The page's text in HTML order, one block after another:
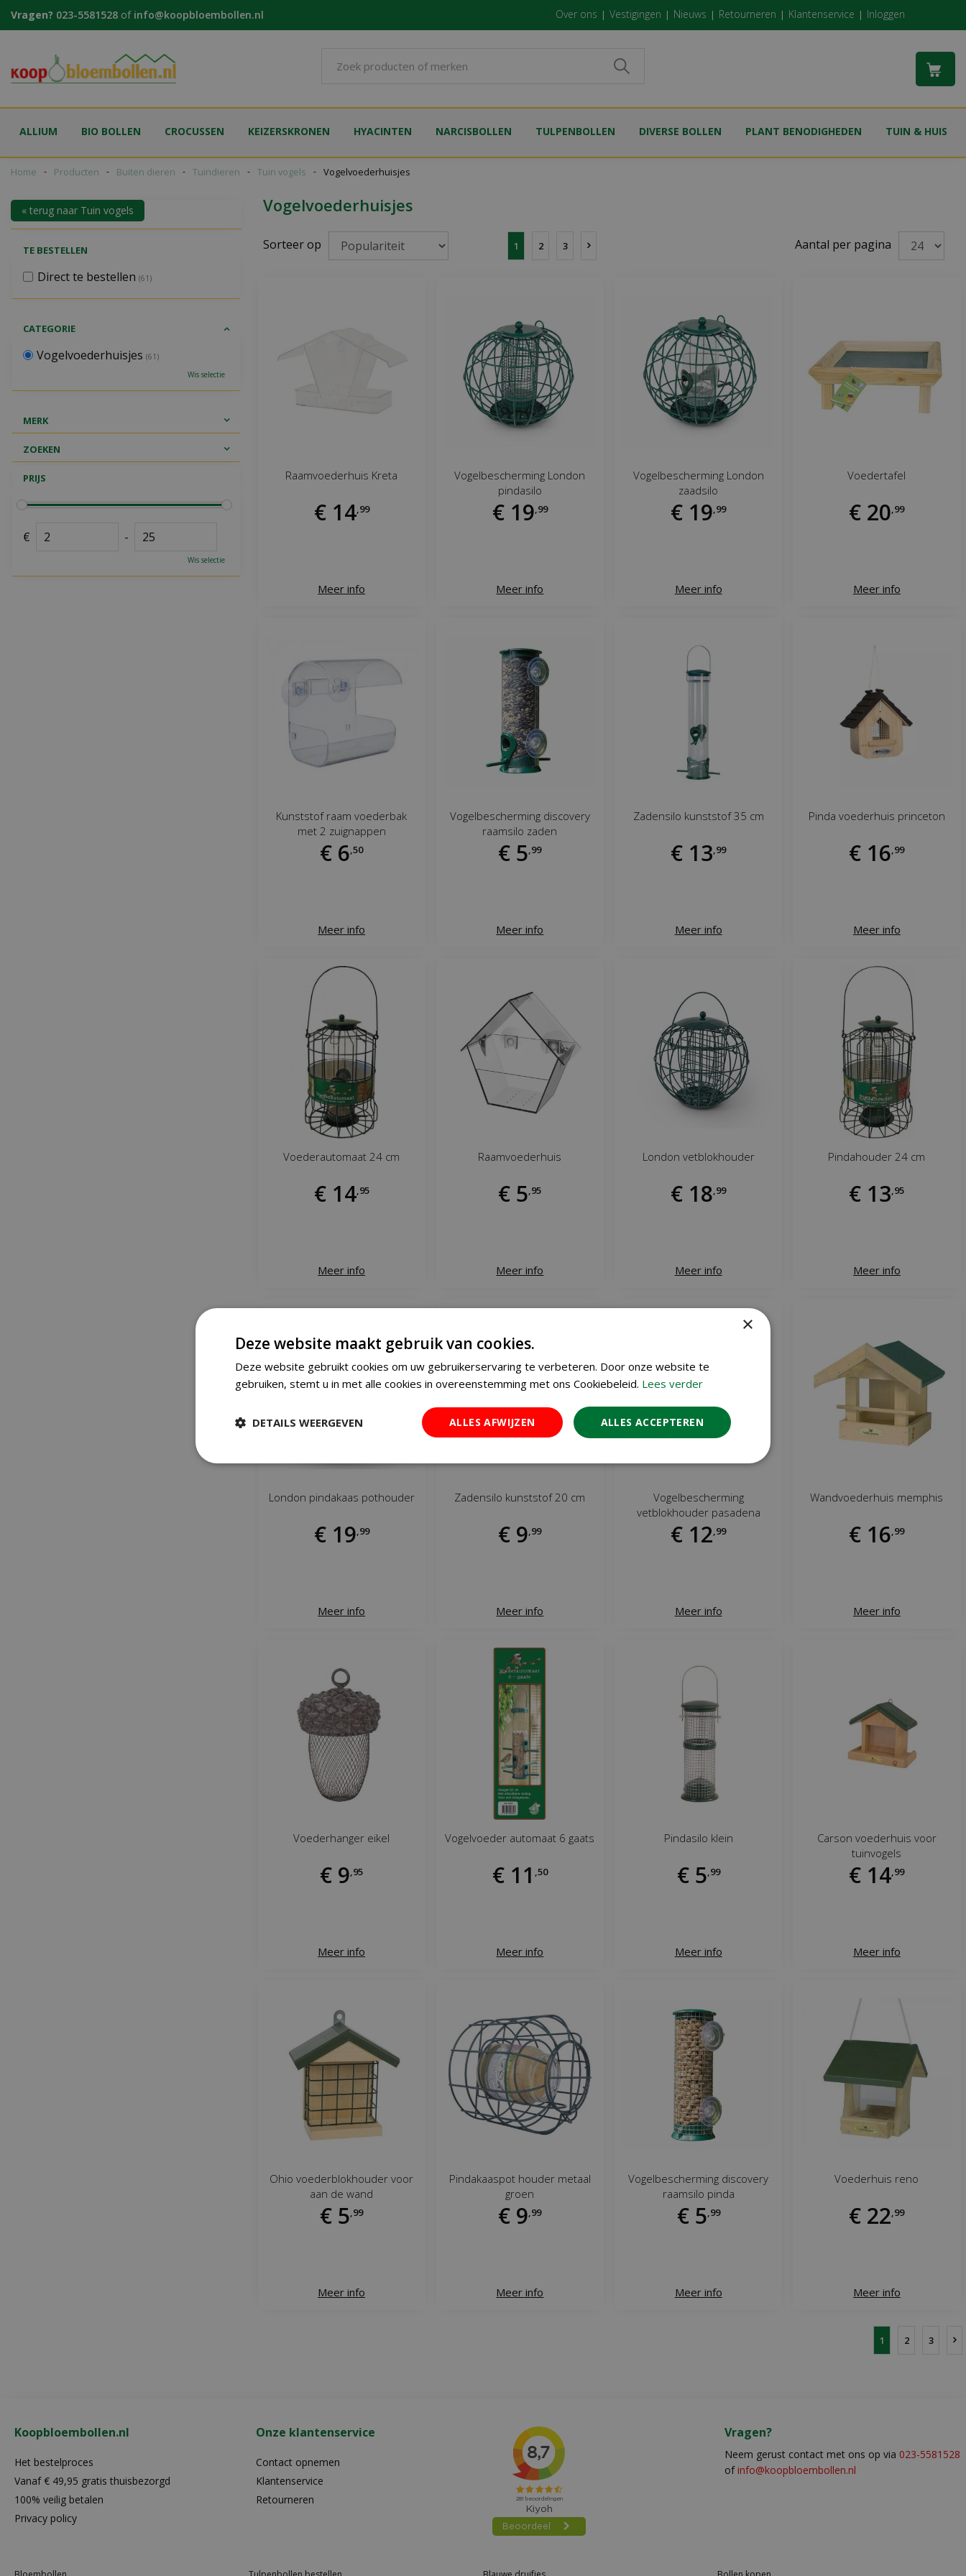
naar
Home Producten Buiten dieren Tuindieren Tuin vogels Vogelvoederhuisjes
Vragen? 023-5581528 of info@koopbloembollen.nl Over ons Vestigingen Nieuws Retourneren Klantenservice Inloggen
ALLIUM BIO BOLLEN CROCUSSEN KEIZERSKRONEN HYACINTEN NARCISBOLLEN TULPENBOLLEN DIVERSE BOLLEN PLANT BENODIGHEDEN TUIN & HUIS
Vogelvoederhuisjes
Aantal per pagina
Sorteer op 1 2 3
Raamvoederhuis Kreta
€ 14 99
Meer info
Vogelbescherming London
pindasilo
€ 19 99
Meer info
Vogelbescherming London
zaadsilo
€ 19 99
Meer info
Voedertafel
€ 20 99
Meer info
Kunststof raam voederbak
met 2 zuignappen
€ 6 ,50
Meer info
Vogelbescherming discovery
raamsilo zaden
€ 5 99
Meer info
Zadensilo kunststof 35 cm
€ 13 99
Meer info
Pinda voederhuis princeton
€ 16 99
Meer info
Voederautomaat 24 cm
€ 14 95
Meer info
Raamvoederhuis
€ 5 95
Meer info
London vetblokhouder
€ 18 99
Meer info
Pindahouder 24 cm
€ 13 95
Meer info
London pindakaas pothouder
€ 19 99
Meer info
Zadensilo kunststof 20 cm
€ 9 99
Meer info
Vogelbescherming
vetblokhouder pasadena
€ 12 99
Meer info
Wandvoederhuis memphis
€ 16 99
Meer info
Voederhanger eikel
€ 9 95
Meer info
Vogelvoeder automaat 6 gaats
€ 11 50
Meer info
Pindasilo klein
€ 5 99
Meer info
Carson voederhuis voor
tuinvogels
€ 14 99
Meer info
Ohio voederblokhouder voor
aan de wand
€ 5 99
Meer info
Pindakaaspot houder metaal
groen
€ 9 99
Meer info
Vogelbescherming discovery
raamsilo pinda
€ 5 99
Meer info
Voederhuis reno
€ 22 99
Meer info
1 2 3
« terug naar Tuin vogels
TE BESTELLEN
Direct te bestellen (61)
CATEGORIE
Vogelvoederhuisjes (61)
Wis selectie
MERK
ZOEKEN
PRIJS
€ -
Wis selectie
Koopbloembollen.nl
Het bestelproces
Vanaf € 49,95 gratis thuisbezorgd
100% veilig betalen
Privacy policy
Onze klantenservice
Contact opnemen
Klantenservice
Retourneren
Vragen?
Neem gerust contact met ons op via 023-5581528
of info@koopbloembollen.nl
×
Deze website maakt gebruik van cookies.
Deze website gebruikt cookies om uw gebruikerservaring te verbeteren. Door onze website te
gebruiken, stemt u in met alle cookies in overeenstemming met ons Cookiebeleid. Lees verder
ALLES ACCEPTEREN
ALLES AFWIJZEN
DETAILS WEERGEVEN